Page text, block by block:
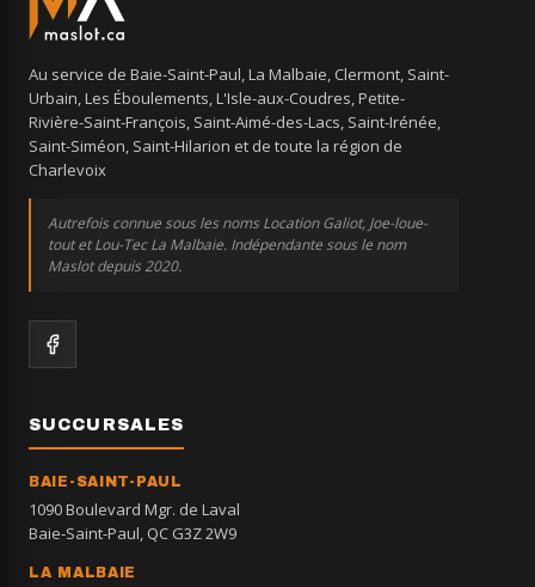
Au service de Baie-Saint-Paul, La Malbaie, Clermont, Saint-
Urbain, Les Éboulements, L'Isle-aux-Coudres, Petite-
Rivière-Saint-François, Saint-Aimé-des-Lacs, Saint-Irénée,
Saint-Siméon, Saint-Hilarion et de toute la région de
Charlevoix
Autrefois connue sous les noms Location Galiot, Joe-loue-
tout et Lou-Tec La Malbaie. Indépendante sous le nom
Maslot depuis 2020.
SUCCURSALES
BAIE-SAINT-PAUL
1090 Boulevard Mgr. de Laval
Baie-Saint-Paul, QC G3Z 2W9
LA MALBAIE